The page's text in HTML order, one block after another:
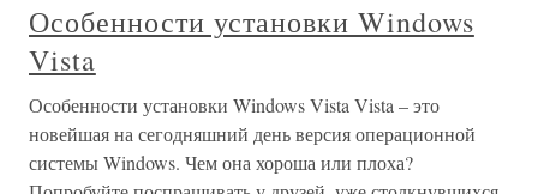
Особенности установки Windows
Vista
Особенности установки Windows Vista Vista – это
новейшая на сегодняшний день версия операционной
системы Windows. Чем она хороша или плоха?